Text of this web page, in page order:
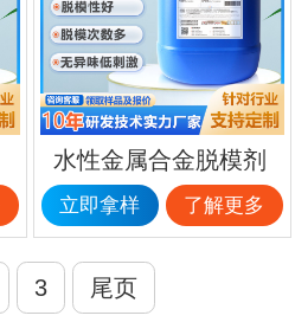
水性金属合金脱模剂
立即拿样 了解更多
3 尾页